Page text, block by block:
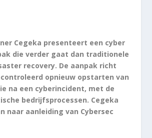
Cegeka presenteert een cyber
die verder gaat dan traditionele
recovery. De aanpak richt
opnieuw opstarten van
na een cyberincident, met de
bedrijfsprocessen. Cegeka
naar aanleiding van Cybersec